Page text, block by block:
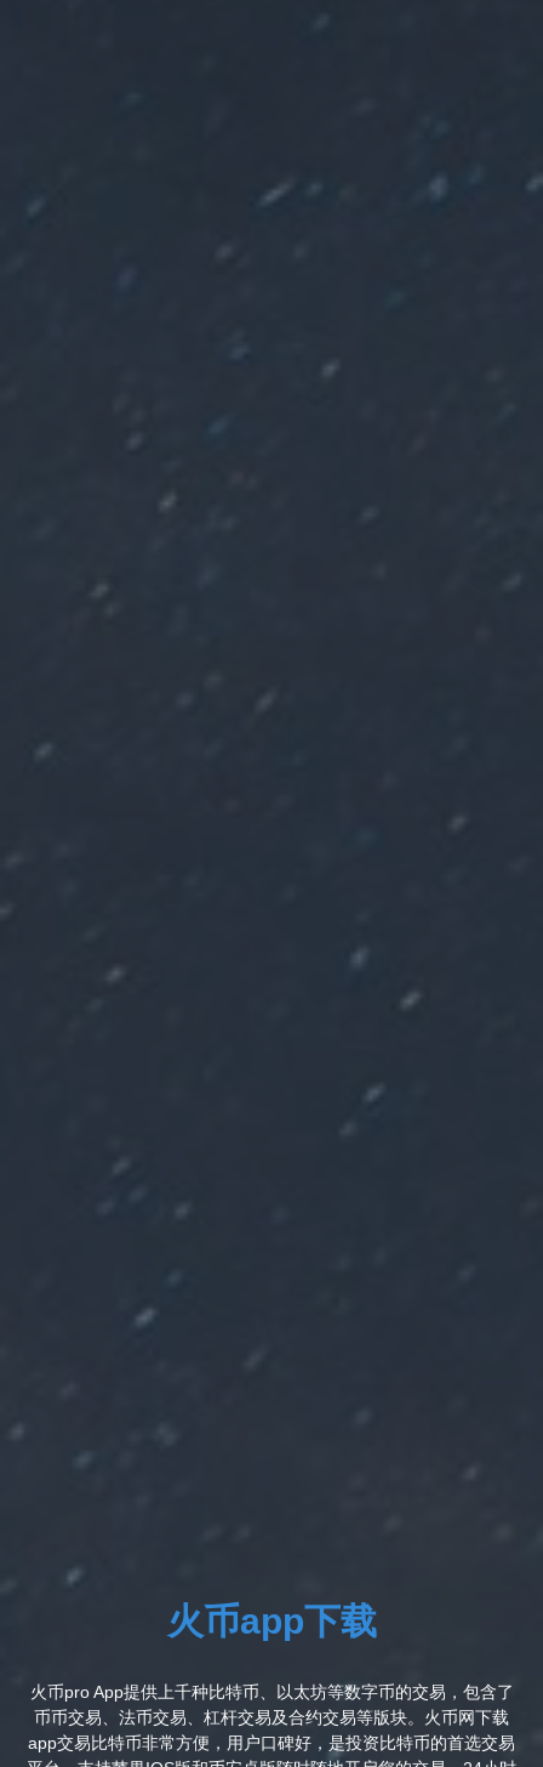
火币app下载
火币pro App提供上千种比特币、以太坊等数字币的交易，包含了
币币交易、法币交易、杠杆交易及合约交易等版块。火币网下载
app交易比特币非常方便，用户口碑好，是投资比特币的首选交易